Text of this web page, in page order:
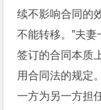
续不影响合同的
不能转移。”夫
签订的合同本质
用合同法的规定
一方为另一方担